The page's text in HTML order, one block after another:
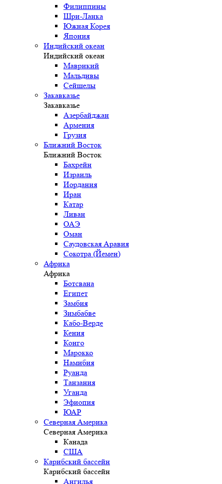
Филиппины
Шри-Ланка
Южная Корея
Япония
Индийский океан
Индийский океан
Маврикий
Мальдивы
Сейшелы
Закавказье
Закавказье
Азербайджан
Армения
Грузия
Ближний Восток
Ближний Восток
Бахрейн
Израиль
Иордания
Иран
Катар
Ливан
ОАЭ
Оман
Саудовская Аравия
Сокотра (Йемен)
Африка
Африка
Ботсвана
Египет
Замбия
Зимбабве
Кабо-Верде
Кения
Конго
Марокко
Намибия
Руанда
Танзания
Уганда
Эфиопия
ЮАР
Северная Америка
Северная Америка
Канада
США
Карибский бассейн
Карибский бассейн
Ангилья